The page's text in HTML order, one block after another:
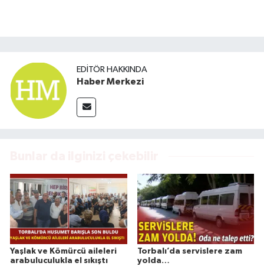
EDITÖR HAKKINDA
Haber Merkezi
Yaşlak ve Kömürcü aileleri
arabuluculukla el sıkıştı
Torbalı’da servislere zam
yolda…